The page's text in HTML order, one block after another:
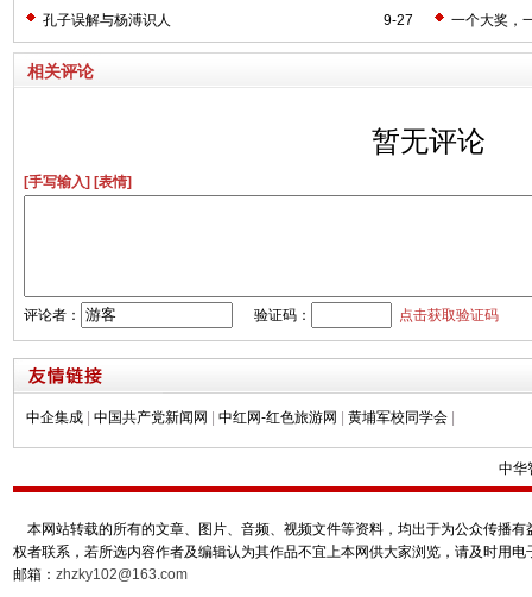
9-27
孔子误解与杨溥识人 一个大奖，
相关评论
暂无评论
[手写输入] [表情]
评论者： 验证码： 点击获取验证码
中企集成 | 中国共产党新闻网 | 中红网-红色旅游网 | 黄埔军校同学会 |
中华
本网站转载的所有的文章、图片、音频、视频文件等资料，均出于为公众传播
权者联系，若所选内容作者及编辑认为其作品不宜上本网供大家浏览，请及时用
邮箱： zhzky102@163.com